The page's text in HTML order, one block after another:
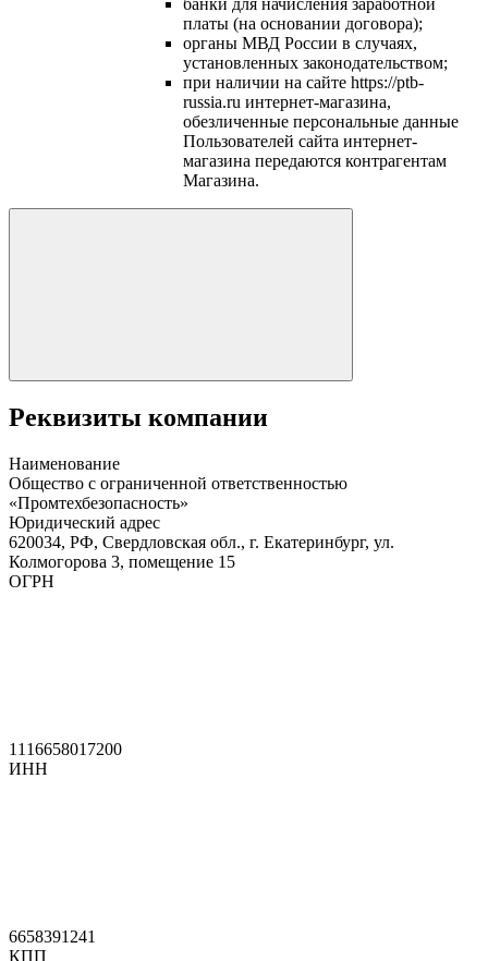
банки для начисления заработной
платы (на основании договора);
органы МВД России в случаях,
установленных законодательством;
при наличии на сайте https://ptb-
russia.ru интернет-магазина,
обезличенные персональные данные
Пользователей сайта интернет-
магазина передаются контрагентам
Магазина.
Реквизиты компании
Наименование
Общество с ограниченной ответственностью
«Промтехбезопасность»
Юридический адрес
620034, РФ, Свердловская обл., г. Екатеринбург, ул.
Колмогорова 3, помещение 15
ОГРН
1116658017200
ИНН
6658391241
КПП